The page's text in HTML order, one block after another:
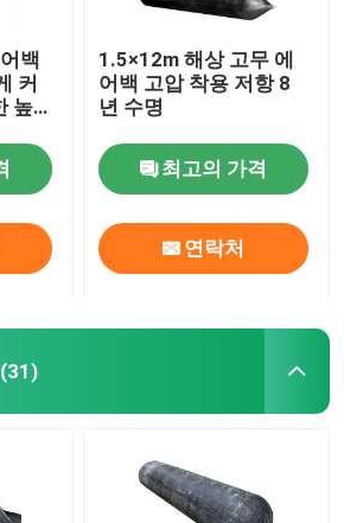
백
커
높은
1.5×12m 해상 고무 에
어백 고압 착용 저항 8
년 수명
최고의 가격
연락처
(31)